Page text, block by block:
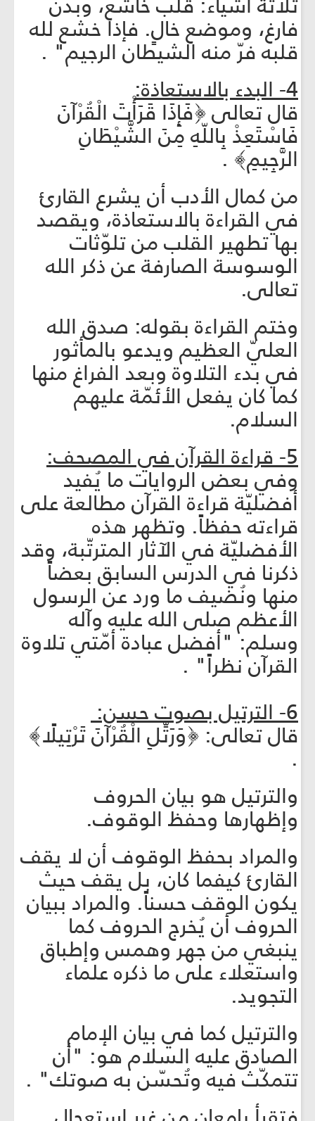
فارغ، وموضع خالٍ. فإذا خشع لله
قلبه فرّ منه الشيطان الرجيم" .
4- البدء بالاستعاذة:
قال تعالى ﴿فَإِذَا قَرَأْتَ الْقُرْآنَ
فَاسْتَعِذْ بِاللّهِ مِنَ الشَّيْطَانِ
الرَّجِيمِ﴾ .
من كمال الأدب أن يشرع القارئ
في القراءة بالاستعاذة، ويقصد
بها تطهير القلب من تلوّثات
الوسوسة الصارفة عن ذكر الله
تعالى.
وختم القراءة بقوله: صدق الله
العليّ العظيم ويدعو بالمأثور
في بدء التلاوة وبعد الفراغ منها
كما كان يفعل الأئمّة عليهم
السلام.
5- قراءة القرآن في المصحف:
وفي بعض الروايات ما يُفيد
أفضليّة قراءة القرآن مطالعة على
قراءته حفظاً. وتظهر هذه
الأفضليّة في الآثار المترتّبة، وقد
ذكرنا في الدرس السابق بعضاً
منها ونُضيف ما ورد عن الرسول
الأعظم صلى الله عليه وآله
وسلم: "أفضل عبادة أمّتي تلاوة
القرآن نظراً" .
6- الترتيل بصوت حسن: ‏
قال تعالى: ﴿وَرَتِّلِ الْقُرْآنَ تَرْتِيلًا﴾
.
والترتيل هو بيان الحروف
وإظهارها وحفظ الوقوف.
والمراد بحفظ الوقوف أن لا يقف
القارئ كيفما كان، بل يقف حيث
يكون الوقف حسناً. والمراد ببيان
الحروف أن يُخرج الحروف كما
ينبغي من جهر وهمس وإطباق
واستعلاء على ما ذكره علماء
التجويد.
والترتيل كما في بيان الإمام
الصادق عليه السلام هو: "أن
تتمكّث فيه وتُحسّن به صوتك" .